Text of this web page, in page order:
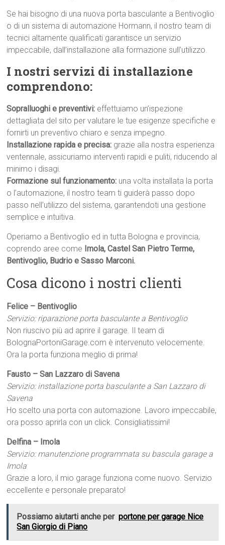
Se hai bisogno di una nuova porta basculante a Bentivoglio
o di un sistema di automazione Hormann, il nostro team di
tecnici altamente qualificati garantisce un servizio
impeccabile, dall’installazione alla formazione sull’utilizzo.
I nostri servizi di installazione
comprendono:
Sopralluoghi e preventivi: effettuiamo un’ispezione
dettagliata del sito per valutare le tue esigenze specifiche e
fornirti un preventivo chiaro e senza impegno.
Installazione rapida e precisa: grazie alla nostra esperienza
ventennale, assicuriamo interventi rapidi e puliti, riducendo al
minimo i disagi.
Formazione sul funzionamento: una volta installata la porta
o l’automazione, il nostro team ti guiderà passo dopo
passo nell’utilizzo del sistema, garantendoti una gestione
semplice e intuitiva.
Operiamo a Bentivoglio ed in tutta Bologna e provincia,
coprendo aree come Imola, Castel San Pietro Terme,
Bentivoglio, Budrio e Sasso Marconi.
Cosa dicono i nostri clienti
Felice – Bentivoglio
Servizio: riparazione porta basculante a Bentivoglio
Non riuscivo più ad aprire il garage. Il team di
BolognaPortoniGarage.com è intervenuto velocemente.
Ora la porta funziona meglio di prima!
Fausto – San Lazzaro di Savena
Servizio: installazione porta basculante a San Lazzaro di
Savena
Ho scelto una porta con automazione. Lavoro impeccabile,
ora posso aprirla con un click. Consigliatissimi!
Delfina – Imola
Servizio: manutenzione programmata su bascula garage a
Imola
Grazie a loro, il mio garage funziona come nuovo. Servizio
eccellente e personale preparato!
Possiamo aiutarti anche per portone per garage Nice
San Giorgio di Piano